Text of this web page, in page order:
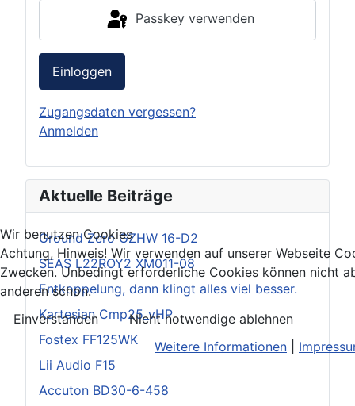
Passkey verwenden
Einloggen
Zugangsdaten vergessen?
Anmelden
Aktuelle Beiträge
Ground Zero GZHW 16-D2
SEAS L22ROY2 XM011-08
Entkoppelung, dann klingt alles viel besser.
Kartesian Cmp25_vHP
Fostex FF125WK
Lii Audio F15
Accuton BD30-6-458
Wir benutzen Cookies
Achtung, Hinweis! Wir verwenden auf unserer Webseite
Zwecken. Unbedingt erforderliche Cookies können nicht
anderen schon.
Einverstanden
Nicht notwendige ablehnen
Weitere Informationen